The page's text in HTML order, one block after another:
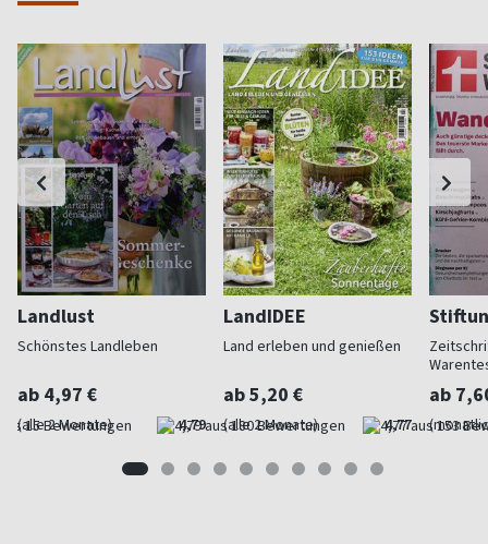
Landlust
Schönstes Landleben
ab 4,97 €
(alle 2 Monate) 4,79
LandIDEE
Land erleben und genießen
ab 5,20 €
(alle 2 Monate) 4,77
ab